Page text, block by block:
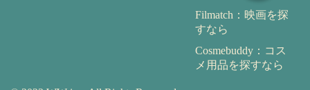
Filmatch：映画を探
すなら
Cosmebuddy：コス
メ用品を探すなら